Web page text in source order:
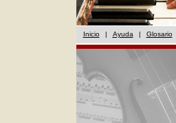
Inicio | Ayuda | Glosario